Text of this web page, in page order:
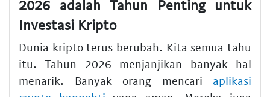
2026 adalah Tahun Penting untuk
Investasi Kripto
Dunia kripto terus berubah. Kita semua tahu
itu. Tahun 2026 menjanjikan banyak hal
menarik. Banyak orang mencari aplikasi